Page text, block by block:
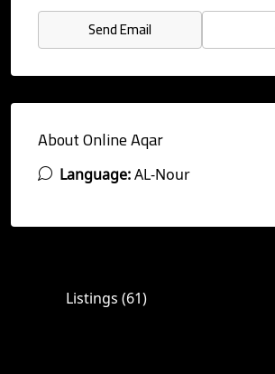
Send Email
About Online Aqar
Language:AL-Nour
Listings (61)